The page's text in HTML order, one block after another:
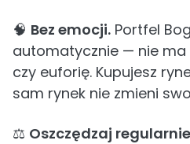
🧠 Bez emocji. Portfel
automatycznie — nie
czy euforię. Kupujesz
sam rynek nie zmieni
⚖️ Oszczędzaj